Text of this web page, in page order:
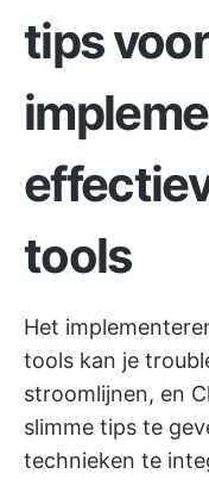
tips
tools
Het
tools kan je
stroomlijnen, en
slimme tips te
technieken te